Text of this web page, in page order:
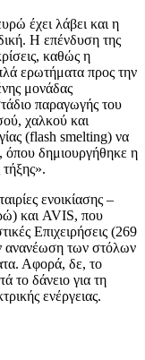
έχει λάβει και η
Η επένδυση της
καθώς η
ερωτήματα προς την
μονάδας
παραγωγής του
χαλκού και
(flash smelting) να
όπου δημιουργήθηκε η
ενοικίασης –
και AVIS, που
Επιχειρήσεις (269
ανανέωση των στόλων
Αφορά, δε, το
το δάνειο για τη
ενέργειας.